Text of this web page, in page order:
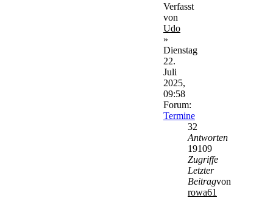
Verfasst
von
Udo
»
Dienstag
22.
Juli
2025,
09:58
Forum:
Termine
32
Antworten
19109
Zugriffe
Letzter
Beitragvon
rowa61